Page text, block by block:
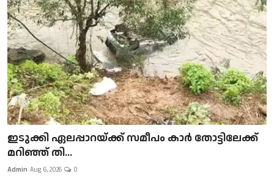
ഇടുക്കി ഏലപ്പാറയ്ക്ക് സമീപം കാർ തോട്ടിലേക്ക്
മറിഞ്ഞ് തി...
Admin Aug 6, 2026 0